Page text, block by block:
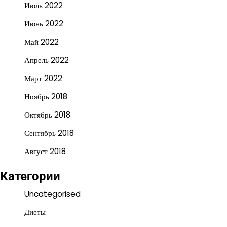
Июль 2022
Июнь 2022
Май 2022
Апрель 2022
Март 2022
Ноябрь 2018
Октябрь 2018
Сентябрь 2018
Август 2018
Категории
Uncategorised
Диеты